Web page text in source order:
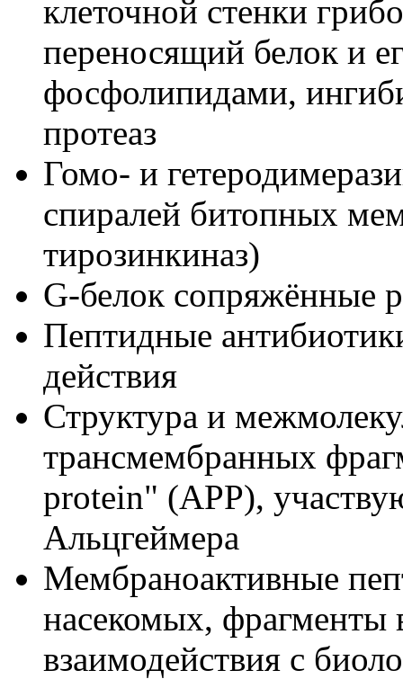
клеточной стенки
переносящий белок и
фосфолипидами,
протеаз
Гомо- и
спиралей битопных
тирозинкиназ)
G-белок сопряжённые
Пептидные
действия
Структура и
трансмембранных
protein" (APP),
Альцгеймера
Мембраноактивные
насекомых, фрагменты
взаимодействия с